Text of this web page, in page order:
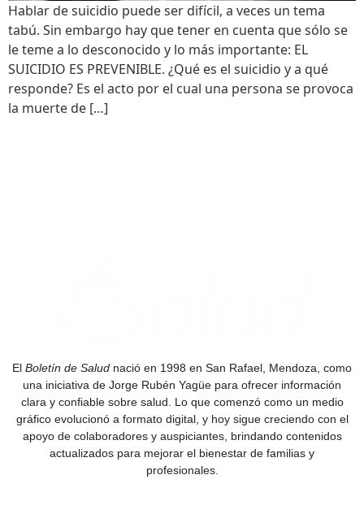
Hablar de suicidio puede ser difícil, a veces un tema
tabú. Sin embargo hay que tener en cuenta que sólo se
le teme a lo desconocido y lo más importante: EL
SUICIDIO ES PREVENIBLE. ¿Qué es el suicidio y a qué
responde? Es el acto por el cual una persona se provoca
la muerte de […]
El Boletín de Salud nació en 1998 en San Rafael, Mendoza, como
una iniciativa de Jorge Rubén Yagüe para ofrecer información
clara y confiable sobre salud. Lo que comenzó como un medio
gráfico evolucionó a formato digital, y hoy sigue creciendo con el
apoyo de colaboradores y auspiciantes, brindando contenidos
actualizados para mejorar el bienestar de familias y
profesionales.